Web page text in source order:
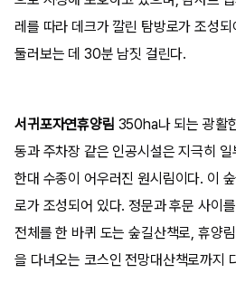
레를 따라 데크가 깔린 탐방로가 조성
둘러보는 데 30분 남짓 걸린다.
서귀포자연휴양림 350ha나 되는 광활
동과 주차장 같은 인공시설은 지극히 일
한대 수종이 어우러진 원시림이다. 이
로가 조성되어 있다. 정문과 후문 사이
전체를 한 바퀴 도는 숲길산책로, 휴양
을 다녀오는 코스인 전망대산책로까지